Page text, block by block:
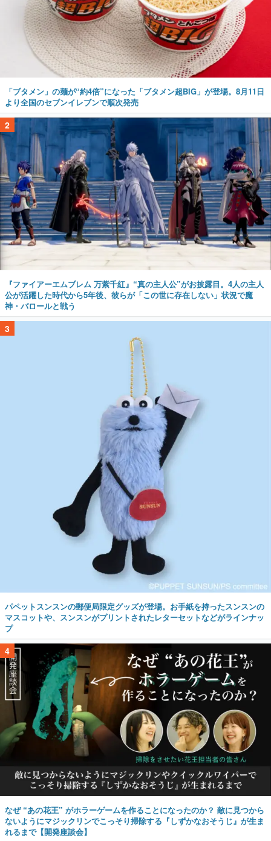
「ブタメン」の麺が“約4倍”になった「ブタメン超BIG」が登場。8月11日
より全国のセブンイレブンで順次発売
2
『ファイアーエムブレム 万紫千紅』“真の主人公”がお披露目。4人の主人
公が活躍した時代から5年後、彼らが「この世に存在しない」状況で魔
神・バロールと戦う
3
パペットスンスンの郵便局限定グッズが登場。お手紙を持ったスンスンの
マスコットや、スンスンがプリントされたレターセットなどがラインナッ
プ
4
なぜ “あの花王” がホラーゲームを作ることになったのか？ 敵に見つから
ないようにマジックリンでこっそり掃除する『しずかなおそうじ』が生ま
れるまで【開発座談会】